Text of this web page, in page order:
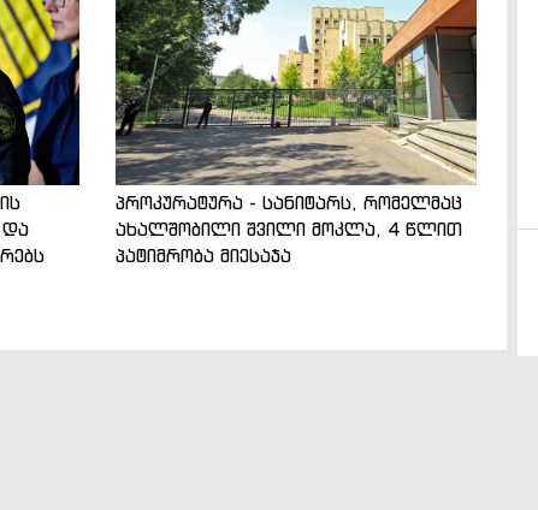
და
პროკურატურა - სანიტარს, რომელმაც
ახალშობილი შვილი მოკლა, 4 წლით
პატიმრობა მიესაჯა